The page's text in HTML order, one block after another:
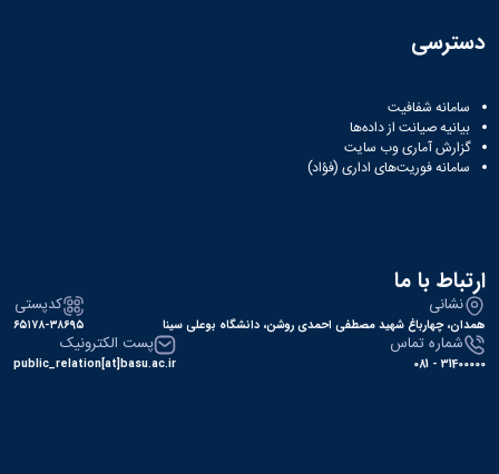
دسترسی
سامانه شفافیت
بیانیه صیانت از داده‌ها
گزارش آماری وب‌ سایت
سامانه فوریت‌های اداری (فؤاد)
ارتباط با ما
نشانی
همدان، چهارباغ شهید مصطفی احمدی روشن، دانشگاه بوعلی سینا
کدپستی
۶۵۱۷۸-۳۸۶۹۵
شماره تماس
31400000 - 081
پست الکترونیک
public_relation[at]basu.ac.ir